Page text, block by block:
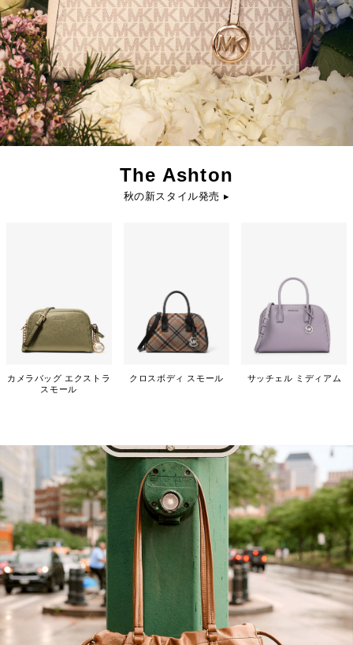
The Ashton
秋の新スタイル発売 ▸
カメラバッグ エクストラ
スモール
クロスボディ スモール サッチェル ミディアム